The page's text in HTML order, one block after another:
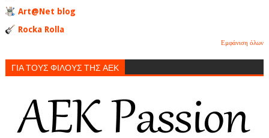
Art@Net blog
Rocka Rolla
Εμφάνιση όλων
ΓΙΑ ΤΟΥΣ ΦΙΛΟΥΣ ΤΗΣ ΑΕΚ